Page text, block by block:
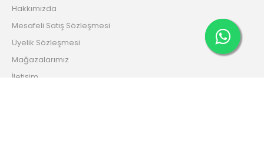
Taksit
Hakkımızda
Mesafeli Satış Sözleşmesi
Üyelik Sözleşmesi
Mağazalarımız
İletişim